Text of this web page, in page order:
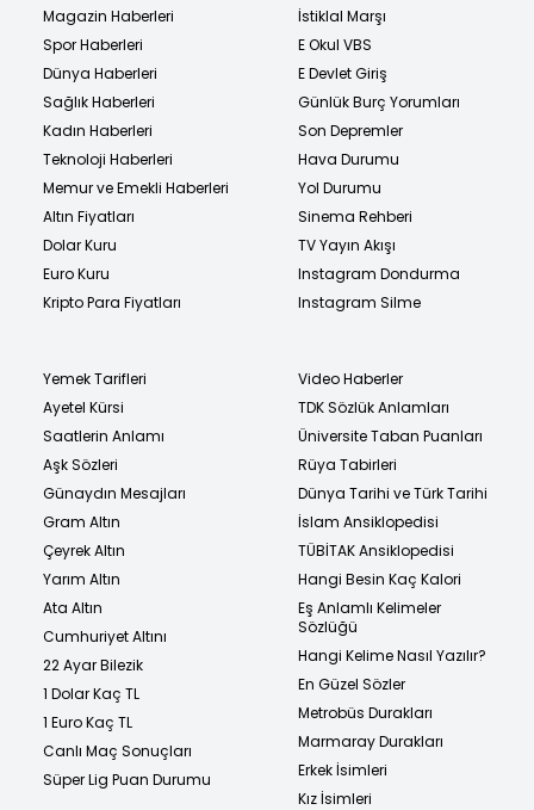
Magazin Haberleri
Spor Haberleri
Dünya Haberleri
Sağlık Haberleri
Kadın Haberleri
Teknoloji Haberleri
Memur ve Emekli Haberleri
Altın Fiyatları
Dolar Kuru
Euro Kuru
Kripto Para Fiyatları
İstiklal Marşı
E Okul VBS
E Devlet Giriş
Günlük Burç Yorumları
Son Depremler
Hava Durumu
Yol Durumu
Sinema Rehberi
TV Yayın Akışı
Instagram Dondurma
Instagram Silme
Yemek Tarifleri
Ayetel Kürsi
Saatlerin Anlamı
Aşk Sözleri
Günaydın Mesajları
Gram Altın
Çeyrek Altın
Yarım Altın
Ata Altın
Cumhuriyet Altını
22 Ayar Bilezik
1 Dolar Kaç TL
1 Euro Kaç TL
Canlı Maç Sonuçları
Süper Lig Puan Durumu
Video Haberler
TDK Sözlük Anlamları
Üniversite Taban Puanları
Rüya Tabirleri
Dünya Tarihi ve Türk Tarihi
İslam Ansiklopedisi
TÜBİTAK Ansiklopedisi
Hangi Besin Kaç Kalori
Eş Anlamlı Kelimeler
Sözlüğü
Hangi Kelime Nasıl Yazılır?
En Güzel Sözler
Metrobüs Durakları
Marmaray Durakları
Erkek İsimleri
Kız İsimleri